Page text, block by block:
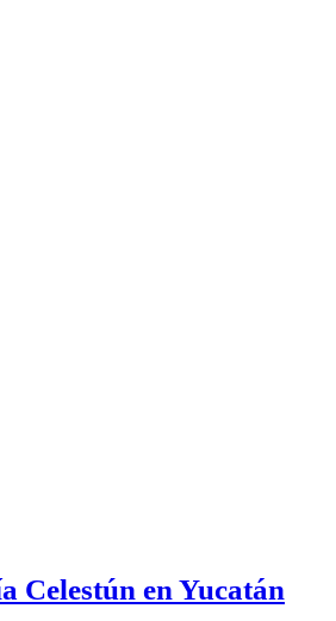
Celestún en Yucatán